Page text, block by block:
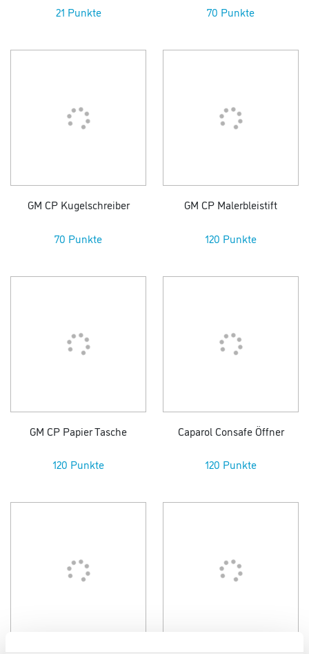
21 Punkte
70 Punkte
GM CP Kugelschreiber
70 Punkte
GM CP Malerbleistift
120 Punkte
GM CP Papier Tasche
120 Punkte
Caparol Consafe Öffner
120 Punkte